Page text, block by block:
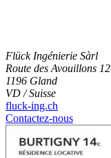
Flück Ingénierie Sàrl
Route des Avouillons 12
1196 Gland
VD / Suisse
fluck-ing.ch
Contactez-nous